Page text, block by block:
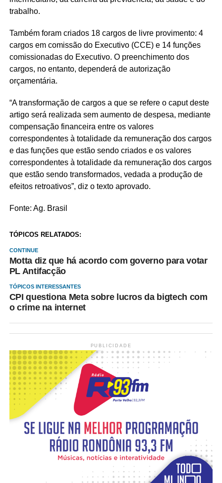
trabalho.
Também foram criados 18 cargos de livre provimento: 4
cargos em comissão do Executivo (CCE) e 14 funções
comissionadas do Executivo. O preenchimento dos
cargos, no entanto, dependerá de autorização
orçamentária.
“A transformação de cargos a que se refere o caput deste
artigo será realizada sem aumento de despesa, mediante
compensação financeira entre os valores
correspondentes à totalidade da remuneração dos cargos
e das funções que estão sendo criados e os valores
correspondentes à totalidade da remuneração dos cargos
que estão sendo transformados, vedada a produção de
efeitos retroativos”, diz o texto aprovado.
Fonte: Ag. Brasil
TÓPICOS RELATADOS:
CONTINUE
Motta diz que há acordo com governo para votar
PL Antifacção
TÓPICOS INTERESSANTES
CPI questiona Meta sobre lucros da bigtech com
o crime na internet
PUBLICIDADE